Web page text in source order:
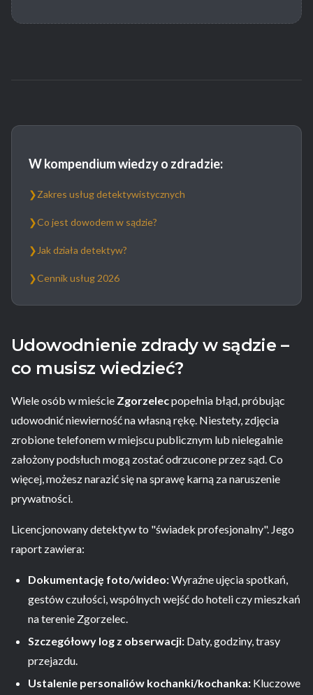
W kompendium wiedzy o zdradzie:
❯Zakres usług detektywistycznych
❯Co jest dowodem w sądzie?
❯ Jak działa detektyw?
❯Cennik usług 2026
Udowodnienie zdrady w sądzie –
co musisz wiedzieć?
Wiele osób w mieście Zgorzelecpopełnia błąd, próbując
udowodnić niewierność na własną rękę. Niestety, zdjęcia
zrobione telefonem w miejscu publicznym lub nielegalnie
założony podsłuch mogą zostać odrzucone przez sąd. Co
więcej, możesz narazić się na sprawę karną za naruszenie
prywatności.
Licencjonowany detektyw to "świadek profesjonalny". Jego
raport zawiera:
Dokumentację foto/wideo:Wyraźne ujęcia spotkań,
gestów czułości, wspólnych wejść do hoteli czy mieszkań
na terenie Zgorzelec.
Szczegółowy log z obserwacji: Daty, godziny, trasy
przejazdu.
Ustalenie personaliów kochanki/kochanka: Kluczowe